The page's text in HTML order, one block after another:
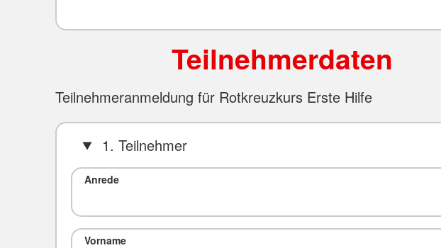
Teilnehmerdaten
Teilnehmeranmeldung für Rotkreuzkurs Erste Hilfe
1. Teilnehmer
Anrede
Vorname